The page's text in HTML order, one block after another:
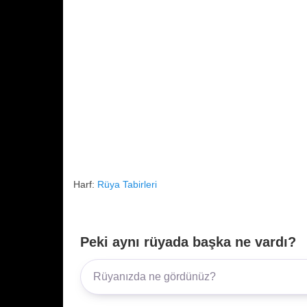
Harf: Rüya Tabirleri
Peki aynı rüyada başka ne vardı?